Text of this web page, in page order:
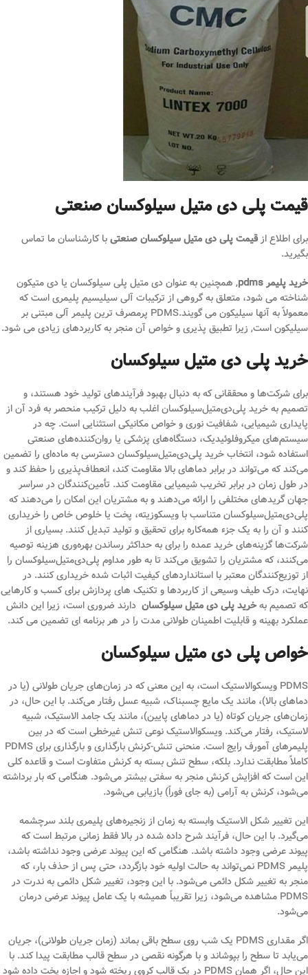
قیمت پلی دی متیل سیلوکسان صنعتی
برای اطلاع ازقیمت پلی دی متیل سیلوکسان صنعتیبا کارشناسان ما تماس
بگیرید.
خرید پلیمر pdms
, همچنین به عنوان دی متیل پلی سیلوکسان یا دی متیکون
شناخته می شود، متعلق به گروهی از ترکیبات آلی سیلیسیم پلیمری است که
معمولاً به آنها سیلیکون می گویند.PDMS پرمصرف ترین پلیمر آلی مبتنی بر
سیلیکون است, زیرا تطبیق پذیری و خواص آن منجر به کاربردهای زیادی می شود.
خرید پلی دی متیل سیلوکسان
برای شرکت‌ها و محققانی که به دنبال بهبود فرآیندهای تولید خود هستند، و
تصمیم به خرید پلی‌دی‌متیل‌سیلوکسان اغلب به دلیل ترکیب منحصر به فرد آن از
پایداری شیمیایی، شفافیت نوری و خواص مکانیکی استثنایی است. چه در
سیستم‌های میکروفلوئیدیک، دستگاه‌های پزشکی یا روان‌کننده‌های صنعتی
استفاده شود، انتخاب خرید پلی‌دی‌متیل‌سیلوکسان دسترسی به ماده‌ای را تضمین
می‌کند که می‌تواند در برابر دماهای بالا مقاومت کند، انعطاف‌پذیری را حفظ کند و
در طول زمان در برابر تخریب شیمیایی مقاومت کند. تأمین‌کنندگان در سراسر
جهان گریدهای مختلفی را ارائه می‌دهند و به مشتریان این امکان را می‌دهند که
پلی‌دی‌متیل‌سیلوکسان متناسب با ویسکوزیته، پخت یا خلوص خاص را خریداری
کنند و آن را به یک جزء همه‌کاره برای تحقیق و تولید تبدیل کنند. بسیاری از
شرکت‌ها گزینه‌های خرید عمده را برای به حداکثر رساندن بهره‌وری هزینه توصیه
می‌کنند، که مشتریان را تشویق می‌کند تا به طور مداوم پلی‌دی‌متیل‌سیلوکسان را
از توزیع‌کنندگان معتبر با استانداردهای کیفیت اثبات شده خریداری کنند. در
نهایت، درک طیف وسیعی از کاربردها و تکنیک های پردازش برای کسب و کارهایی
که تصمیم بهخرید پلی دی متیل سیلوکسان دارند ضروری است، زیرا این دانش
عملکرد بهینه و قابلیت اطمینان طولانی مدت را در هر برنامه ای تضمین می کند.
خواص پلی دی متیل سیلوکسان
PDMS ویسکوالاستیک است، به این معنی که در زمان‌های جریان طولانی (یا در
دماهای بالا)، مانند یک مایع چسبناک، شبیه عسل رفتار می‌کند. با این حال، در
زمان‌های جریان کوتاه (یا در دماهای پایین)، مانند یک جامد الاستیک، شبیه
لاستیک، رفتار می‌کند. ویسکوالاستیک نوعی تنش غیرخطی است که در بین
پلیمرهای آمورف رایج است. منحنی تنش-کرنش بارگذاری و بارگذاری برای PDMS
کاملاً مطابقت ندارد. بلکه، سطح تنش بسته به کرنش متفاوت است و قاعده کلی
این است که افزایش کرنش منجر به سفتی بیشتر می‌شود. هنگامی که بار برداشته
می‌شود، کرنش به آرامی (به جای فوراً) بازیابی می‌شود.
این تغییر شکل الاستیک وابسته به زمان از زنجیره‌های پلیمری بلند سرچشمه
می‌گیرد. با این حال، فرآیند شرح داده شده در بالا فقط زمانی مرتبط است که
پیوند عرضی وجود داشته باشد. هنگامی که این پیوند عرضی وجود نداشته باشد،
پلیمر PDMS نمی‌تواند به حالت اولیه خود بازگردد، حتی پس از حذف بار، که
منجر به تغییر شکل دائمی می‌شود. با این وجود، تغییر شکل دائمی به ندرت در
PDMS مشاهده می‌شود، زیرا تقریباً همیشه با یک عامل پیوند عرضی درمان
می‌شود.
اگر مقداری PDMS یک شب روی سطح باقی بماند (زمان جریان طولانی)، جریان
می‌یابد تا سطح را بپوشاند و با هرگونه نقصی در سطح قالب مطابقت پیدا کند. با
این حال، اگر همان PDMS در یک قالب کروی ریخته شود و اجازه پخت داده شود